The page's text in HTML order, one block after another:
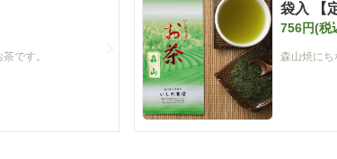
です。
袋入 【
756円(税
森山焼にち